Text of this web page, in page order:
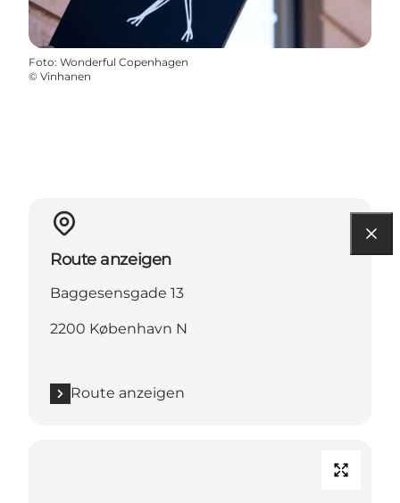
Foto: Wonderful Copenhagen
© Vinhanen
Route anzeigen
Baggesensgade 13
2200 København N
Route anzeigen